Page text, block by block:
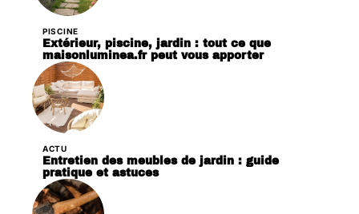
PISCINE
Extérieur, piscine, jardin : tout ce que
maisonluminea.fr peut vous apporter
ACTU
Entretien des meubles de jardin : guide
pratique et astuces